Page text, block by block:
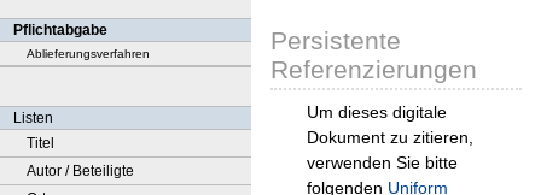
Pflichtabgabe
Ablieferungsverfahren
Listen
Titel
Autor / Beteiligte
Persistente
Referenzierungen
Um dieses digitale
Dokument zu zitieren,
verwenden Sie bitte
folgenden Uniform